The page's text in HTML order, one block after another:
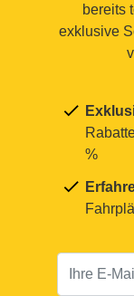
bereits
exklusive
%